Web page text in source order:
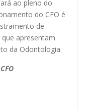
ao pleno do
do CFO é
de
apresentam
da Odontologia.